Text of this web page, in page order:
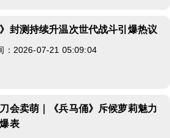
》封测持续升温次世代战斗引爆热议
：2026-07-21 05:09:04
会卖萌｜《兵马俑》斥候萝莉魅力
表